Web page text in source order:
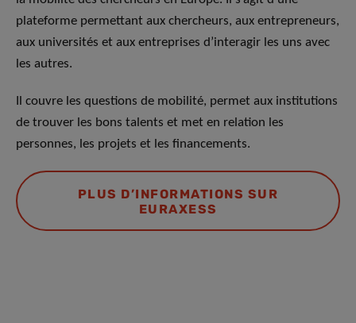
plateforme permettant aux chercheurs, aux entrepreneurs,
aux universités et aux entreprises d’interagir les uns avec
les autres.
Il couvre les questions de mobilité, permet aux institutions
de trouver les bons talents et met en relation les
personnes, les projets et les financements.
PLUS D’INFORMATIONS SUR
EURAXESS